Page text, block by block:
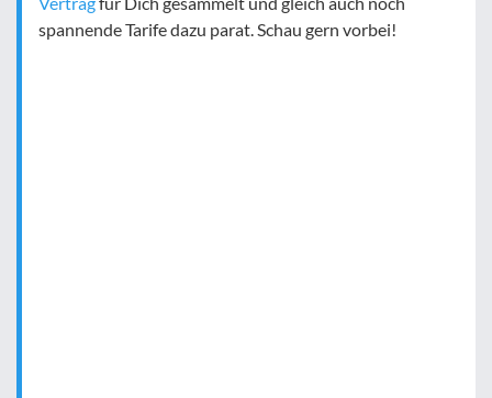
spannende Tarife dazu parat. Schau gern vorbei!